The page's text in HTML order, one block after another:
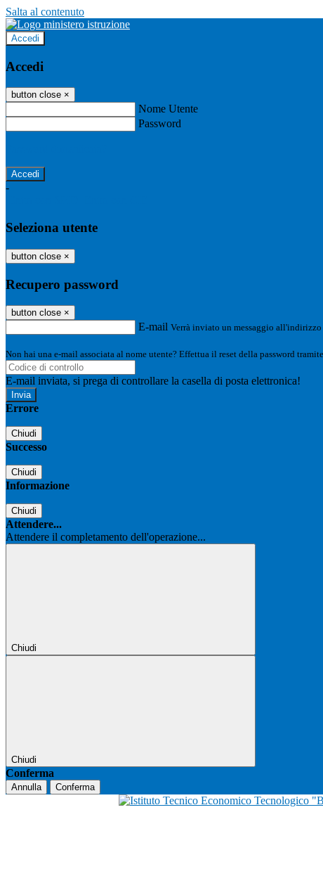
Salta al contenuto
Accedi
Accedi
button close ×
Nome Utente
Password
-
Seleziona utente
button close ×
Recupero password
button close ×
E-mail Verrà inviato un messaggio
Non hai una e-mail associata al nome utente? Effettua il reset della password
E-mail inviata, si prega di controllare la casella di posta elettronica!
Errore
Chiudi
Successo
Chiudi
Informazione
Chiudi
Attendere...
Attendere il completamento dell'operazione...
Chiudi
Chiudi
Conferma
Annulla Conferma